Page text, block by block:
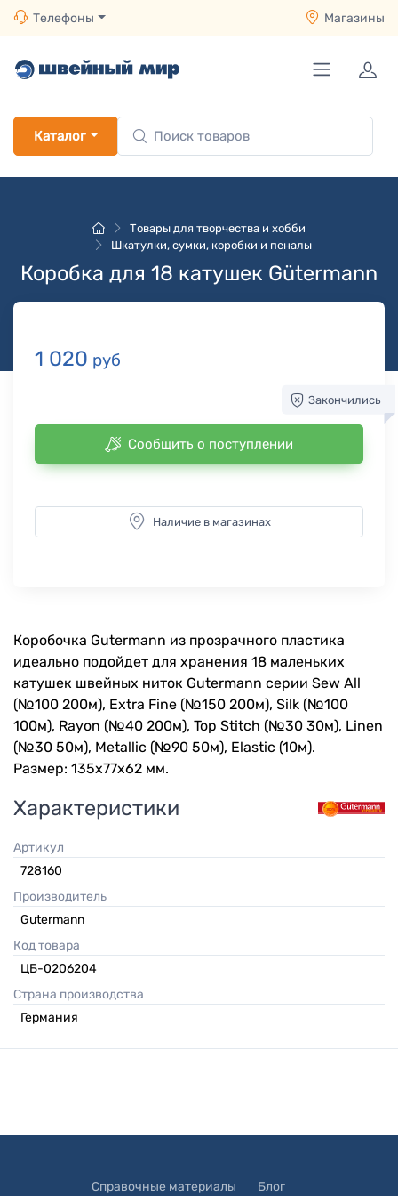
Телефоны Магазины
Каталог
Товары для творчества и хобби
Шкатулки, сумки, коробки и пеналы
Коробка для 18 катушек Gütermann
1 020 руб
Закончились
Сообщить о поступлении
Наличие в магазинах
Коробочка Gutermann из прозрачного пластика
идеально подойдет для хранения 18 маленьких
катушек швейных ниток Gutermann серии Sew All
(№100 200м), Extra Fine (№150 200м), Silk (№100
100м), Rayon (№40 200м), Top Stitch (№30 30м), Linen
(№30 50м), Metallic (№90 50м), Elastic (10м).
Размер: 135х77х62 мм.
Характеристики
Артикул
728160
Производитель
Gutermann
Код товара
ЦБ-0206204
Страна производства
Германия
Справочные материалы Блог